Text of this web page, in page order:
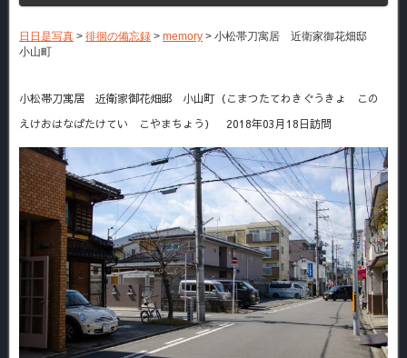
日日是写真 > 徘徊の備忘録 > memory > 小松帯刀寓居 近衛家御花畑邸
小山町
小松帯刀寓居 近衛家御花畑邸 小山町（こまつたてわきぐうきょ この
えけおはなばたけてい こやまちょう） 2018年03月18日訪問